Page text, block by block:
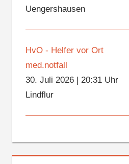
Uengershausen
HvO - Helfer vor Ort
med.notfall
30. Juli 2026| 20:31 Uhr
Lindflur